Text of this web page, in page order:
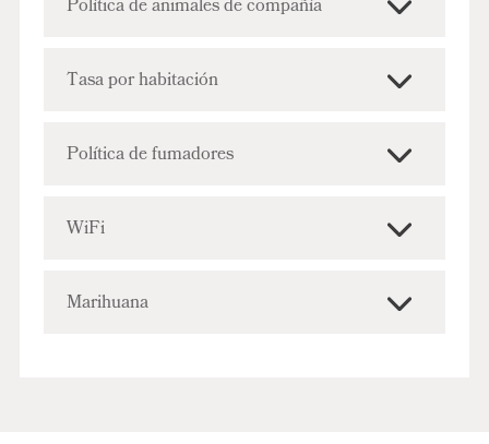
Política de animales de compañía
Tasa por habitación
Política de fumadores
WiFi
Marihuana